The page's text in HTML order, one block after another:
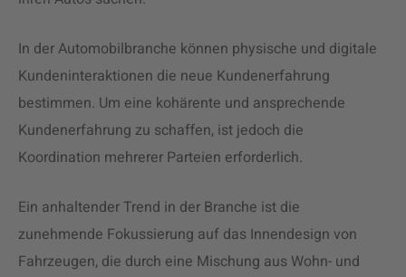
In der Automobilbranche können physische und digitale
Kundeninteraktionen die neue Kundenerfahrung
bestimmen. Um eine kohärente und ansprechende
Kundenerfahrung zu schaffen, ist jedoch die
Koordination mehrerer Parteien erforderlich.
Ein anhaltender Trend in der Branche ist die
zunehmende Fokussierung auf das Innendesign von
Fahrzeugen, die durch eine Mischung aus Wohn- und